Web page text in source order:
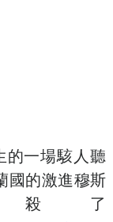
的一場駭人聽
國的激進穆斯
了